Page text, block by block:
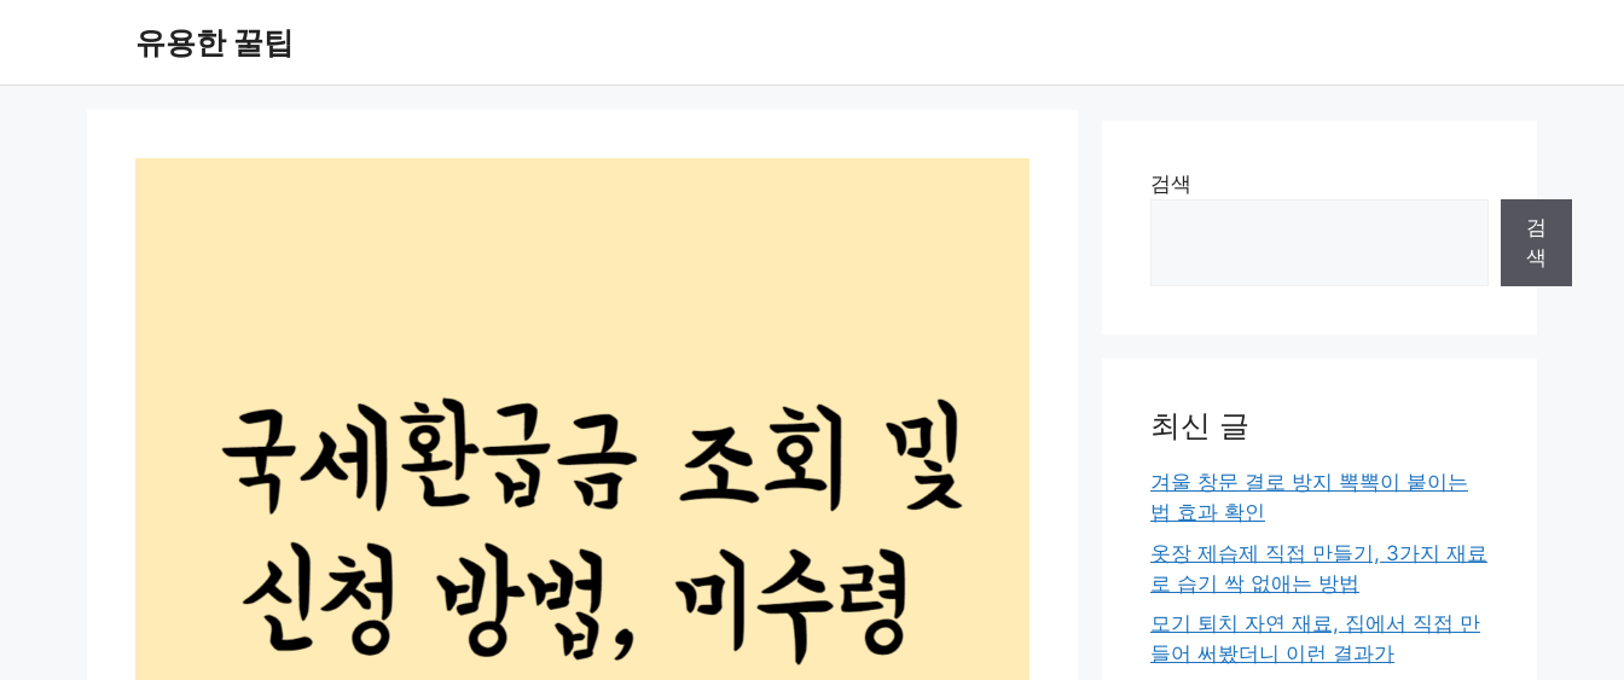
유용한 꿀팁
검색
검
색
최신 글
겨울 창문 결로 방지 뽁뽁이 붙이는
법 효과 확인
옷장 제습제 직접 만들기, 3가지 재료
로 습기 싹 없애는 방법
모기 퇴치 자연 재료, 집에서 직접 만
들어 써봤더니 이런 결과가